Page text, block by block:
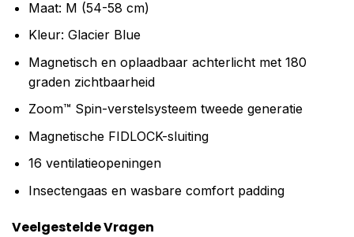
Maat: M (54-58 cm)
Kleur: Glacier Blue
Magnetisch en oplaadbaar achterlicht met 180
graden zichtbaarheid
Zoom™ Spin-verstelsysteem tweede generatie
Magnetische FIDLOCK-sluiting
16 ventilatieopeningen
Insectengaas en wasbare comfort padding
Veelgestelde Vragen